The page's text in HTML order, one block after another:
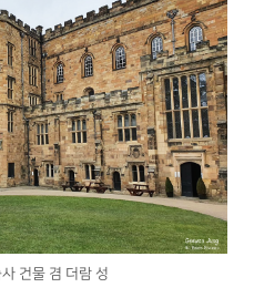
건물 겸 더람 성